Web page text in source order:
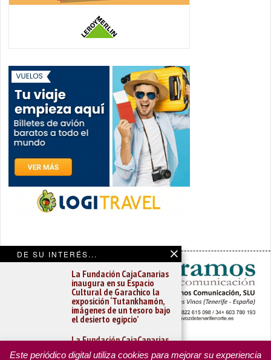
DE SU INTERÉS...
La Fundación CajaCanarias
inaugura en su Espacio
Cultural de Garachico la
exposición ‘Tutankhamón,
imágenes de un tesoro bajo
el desierto egipcio’
La Fundación CajaCanarias
inaugura en su Espacio
Cultural de Garachico la
PORTADA YCODEN DAUTE (7)
VALLE DE LA OROTAVA (3)
ACENTEJO (5)
INSULAR REGIONAL
CULTURA
Este periódico digital utiliza cookies para mejorar su experiencia